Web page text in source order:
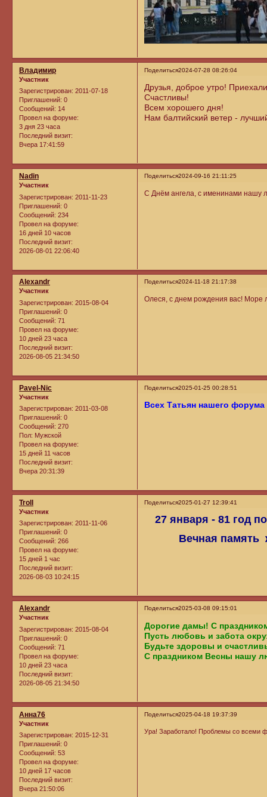
Поделиться2024-07-28 08:26:04
Владимир
Участник
Зарегистрирован: 2011-07-18
Приглашений: 0
Сообщений: 14
Провел на форуме:
3 дня 23 часа
Последний визит:
Вчера 17:41:59
Друзья, доброе утро!
Счастливы!
Всем хорошего дня!
Нам балтийский ветер -
Поделиться2024-09-16 21:11:25
Nadin
Участник
Зарегистрирован: 2011-11-23
Приглашений: 0
Сообщений: 234
Провел на форуме:
16 дней 10 часов
Последний визит:
2026-08-01 22:06:40
С Днём ангела, с именинами нашу
Поделиться2024-11-18 21:17:38
Alexandr
Участник
Зарегистрирован: 2015-08-04
Приглашений: 0
Сообщений: 71
Провел на форуме:
10 дней 23 часа
Последний визит:
2026-08-05 21:34:50
Олеся, с днем рождения вас! Море
Поделиться2025-01-25 00:28:51
Pavel-Nic
Участник
Зарегистрирован: 2011-03-08
Приглашений: 0
Сообщений: 270
Пол: Мужской
Провел на форуме:
15 дней 11 часов
Последний визит:
Вчера 20:31:39
Всех Татьян нашего форума
Поделиться2025-01-27 12:39:41
Troll
Участник
Зарегистрирован: 2011-11-06
Приглашений: 0
Сообщений: 266
Провел на форуме:
15 дней 1 час
Последний визит:
2026-08-03 10:24:15
27 января - 81 год
Вечная память
Поделиться2025-03-08 09:15:01
Alexandr
Участник
Зарегистрирован: 2015-08-04
Приглашений: 0
Сообщений: 71
Провел на форуме:
10 дней 23 часа
Последний визит:
2026-08-05 21:34:50
Дорогие дамы! С
Пусть любовь и забота
Будьте здоровы и
С праздником Весны нашу
Поделиться2025-04-18 19:37:39
Анна76
Участник
Зарегистрирован: 2015-12-31
Приглашений: 0
Сообщений: 53
Провел на форуме:
10 дней 17 часов
Последний визит:
Вчера 21:50:06
Ура! Заработало! Проблемы со всеми